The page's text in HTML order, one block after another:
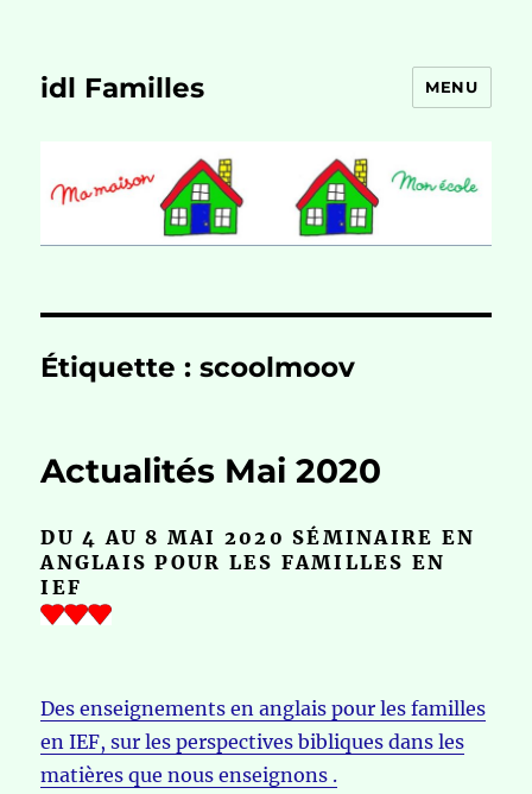
idl Familles MENU
Étiquette :scoolmoov
Actualités Mai 2020
DU 4 AU 8 MAI 2020 SÉMINAIRE EN
ANGLAIS POUR LES FAMILLES EN
IEF
Des enseignements en anglais pour les familles
en IEF, sur les perspectives bibliques dans les
matières que nous enseignons .